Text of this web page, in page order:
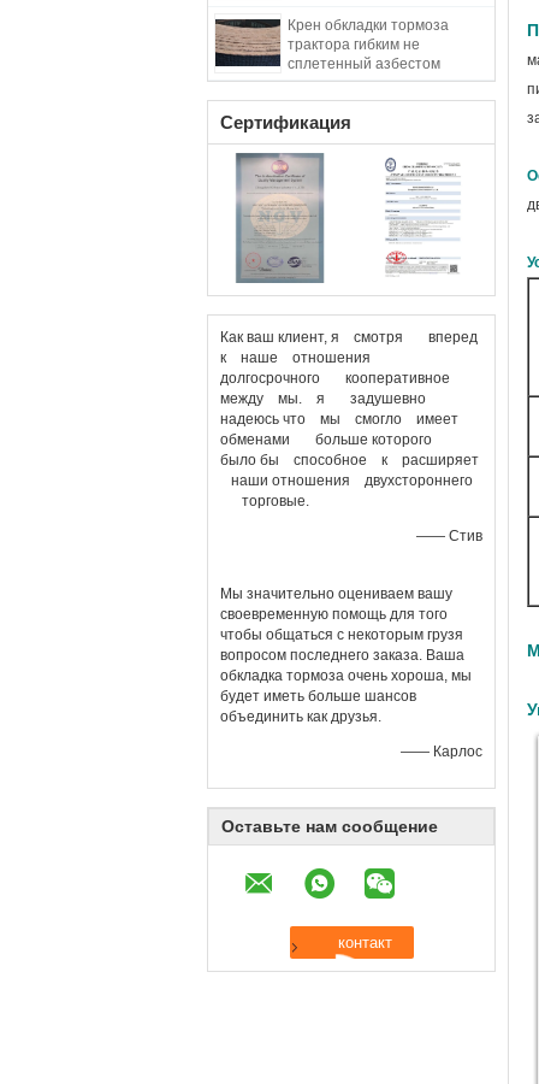
тканевая тормозная
оболочка
Крен обкладки тормоза
трактора гибким не
сплетенный азбестом
Сертификация
Как ваш клиент, я смотря вперед
к наше отношения
долгосрочного кооперативное
между мы. я задушевно
надеюсь что мы смогло имеет
обменами больше которого
было бы способное к расширяет
наши отношения двухстороннего
торговые.
—— Стив
Мы значительно оцениваем вашу
своевременную помощь для того
чтобы общаться с некоторым грузя
вопросом последнего заказа. Ваша
обкладка тормоза очень хороша, мы
будет иметь больше шансов
объединить как друзья.
—— Карлос
Оставьте нам сообщение